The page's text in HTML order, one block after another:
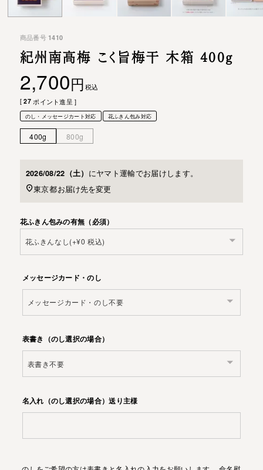
商品番号 1410
紀州南高梅 こく旨梅干 木箱 400g
2,700
税込
[ 27 ポイント進呈 ]
のし・メッセージカート対応 花ふきん包み対応
400g 800g
2026/08/22（土） にヤマト運輸でお届けします。
東京都お届け先を変更
花ふきん包みの有無（必須）
メッセージカード・のし
表書き（のし選択の場合）
名入れ（のし選択の場合）送り主様